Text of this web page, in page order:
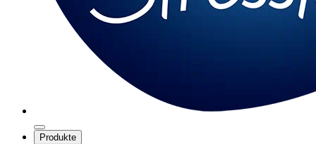
Produkte